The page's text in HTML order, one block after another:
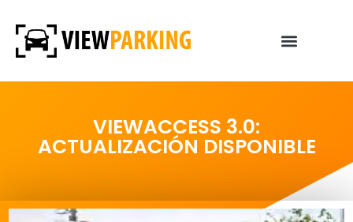
VIEWACCESS 3.0:
ACTUALIZACIÓN DISPONIBLE